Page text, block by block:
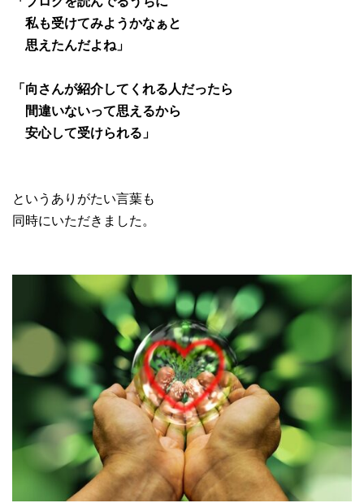
私も受けてみようかなぁと
思えたんだよね」
「向さんが紹介してくれる人だったら
間違いないって思えるから
安心して受けられる」
というありがたい言葉も
同時にいただきました。